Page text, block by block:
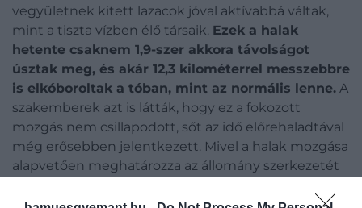
vegyületnek kitett lazacok jóval aktívabbá váltak,
mint a tiszta vízben élő társaik. Ezek a halak
hetente csaknem 1,9-szer akkora távolságot
úsztak meg, és akár 12,3 kilométerrel messzebbre
is elkóboroltak a tóban, mint az normális lenne. A
szakemberek azt is látták, hogy ez a fokozott
mozgás nem csillapodott, sőt az idő előrehaladtával
még erősebben jelentkezett. Mivel a halak mozgása
alapvetően meghatározza az állomány szerkezetét
változások beláthatatlan következményekkel